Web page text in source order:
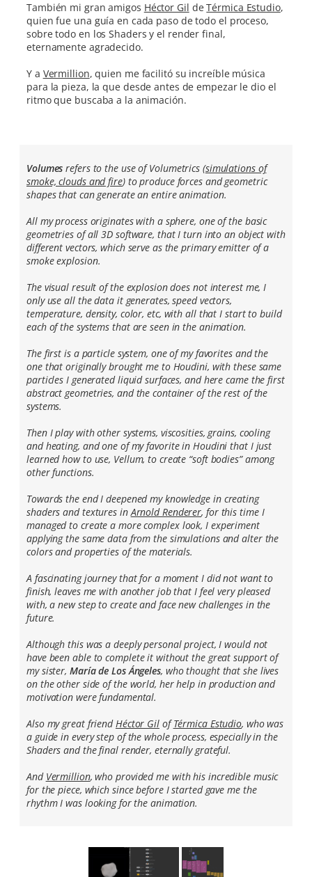
También mi gran amigos Héctor Gil deTérmica Estudio,
quien fue una guía en cada paso de todo el proceso,
sobre todo en los Shaders y el render final,
eternamente agradecido.
Y a Vermillion, quien me facilitó su increíble música
para la pieza, la que desde antes de empezar le dio el
ritmo que buscaba a la animación.
Volumes refers to the use of Volumetrics (simulations of
smoke, clouds and fire) to produce forces and geometric
shapes that can generate an entire animation.
All my process originates with a sphere, one of the basic
geometries of all 3D software, that I turn into an object with
different vectors, which serve as the primary emitter of a
smoke explosion.
The visual result of the explosion does not interest me, I
only use all the data it generates, speed vectors,
temperature, density, color, etc, with all that I start to build
each of the systems that are seen in the animation.
The first is a particle system, one of my favorites and the
one that originally brought me to Houdini, with these same
particles I generated liquid surfaces, and here came the first
abstract geometries, and the container of the rest of the
systems.
Then I play with other systems, viscosities, grains, cooling
and heating, and one of my favorite in Houdini that I just
learned how to use, Vellum, to create “soft bodies” among
other functions.
Towards the end I deepened my knowledge in creating
shaders and textures in Arnold Renderer, for this time I
managed to create a more complex look, I experiment
applying the same data from the simulations and alter the
colors and properties of the materials.
A fascinating journey that for a moment I did not want to
finish, leaves me with another job that I feel very pleased
with, a new step to create and face new challenges in the
future.
Although this was a deeply personal project, I would not
have been able to complete it without the great support of
my sister, María de Los Ángeles, who thought that she lives
on the other side of the world, her help in production and
motivation were fundamental.
Also my great friend Héctor GilofTérmica Estudio, who was
a guide in every step of the whole process, especially in the
Shaders and the final render, eternally grateful.
And Vermillion, who provided me with his incredible music
for the piece, which since before I started gave me the
rhythm I was looking for the animation.